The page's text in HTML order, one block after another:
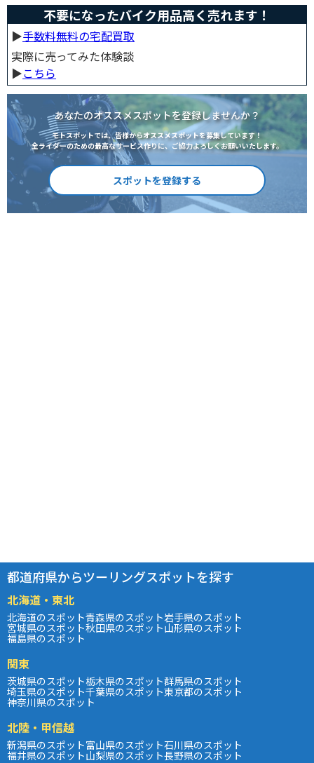
不要になったバイク用品高く売れます！
▶︎手数料無料の宅配買取
実際に売ってみた体験談
▶︎こちら
あなたのオススメスポットを登録しませんか？
モトスポットでは、皆様からオススメスポットを募集しています！
全ライダーのための最高なサービス作りに、ご協力よろしくお願いいたします。
スポットを登録する
都道府県からツーリングスポットを探す
北海道・東北
北海道のスポット青森県のスポット岩手県のスポット
宮城県のスポット秋田県のスポット山形県のスポット
福島県のスポット
関東
茨城県のスポット栃木県のスポット群馬県のスポット
埼玉県のスポット千葉県のスポット東京都のスポット
神奈川県のスポット
北陸・甲信越
新潟県のスポット富山県のスポット石川県のスポット
福井県のスポット山梨県のスポット長野県のスポット